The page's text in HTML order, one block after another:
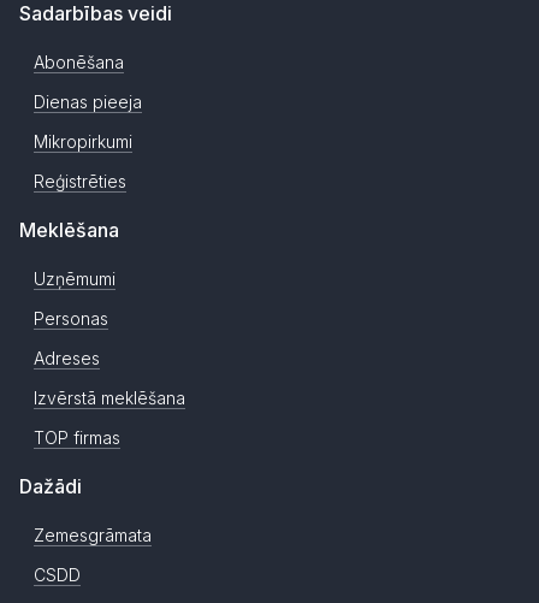
Sadarbības veidi
Abonēšana
Dienas pieeja
Mikropirkumi
Reģistrēties
Meklēšana
Uzņēmumi
Personas
Adreses
Izvērstā meklēšana
TOP firmas
Dažādi
Zemesgrāmata
CSDD